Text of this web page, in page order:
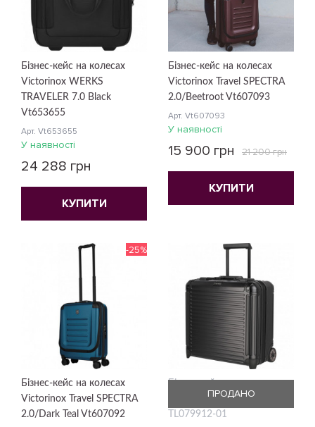
Бізнес-кейс на колесах
Victorinox WERKS
TRAVELER 7.0 Black
Vt653655
Арт. Vt653655
У наявності
24 288 грн
КУПИТИ
Бізнес-кейс на колесах
Victorinox Travel SPECTRA
2.0/Beetroot Vt607093
Арт. Vt607093
У наявності
15 900 грн 21 200 грн
КУПИТИ
Бізнес-кейс на колесах
Victorinox Travel SPECTRA
2.0/Dark Teal Vt607092
-25%
Travelite Next Black
TL079912-01
ПРОДАНО